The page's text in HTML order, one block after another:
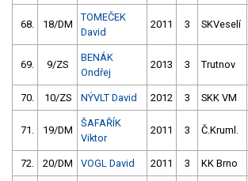
68. 18/DM
TOMEČEK
David
2011 3 SKVeselí
69. 9/ZS
BENÁK
Ondřej
2013 3 Trutnov
70. 10/ZS NÝVLT David 2012 3 SKK VM
71. 19/DM
ŠAFAŘÍK
Viktor
2011 3 Č.Kruml.
72. 20/DM VOGL David 2011 3 KK Brno